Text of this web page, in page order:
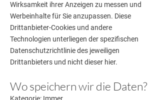
Wirksamkeit ihrer Anzeigen zu messen und
Werbeinhalte für Sie anzupassen. Diese
Drittanbieter-Cookies und andere
Technologien unterliegen der spezifischen
Datenschutzrichtlinie des jeweiligen
Drittanbieters und nicht dieser hier.
Wo speichern wir die Daten?